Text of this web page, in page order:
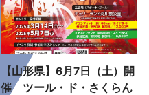
【山形県】6月7日（土）開
催 ツール・ド・さくらん